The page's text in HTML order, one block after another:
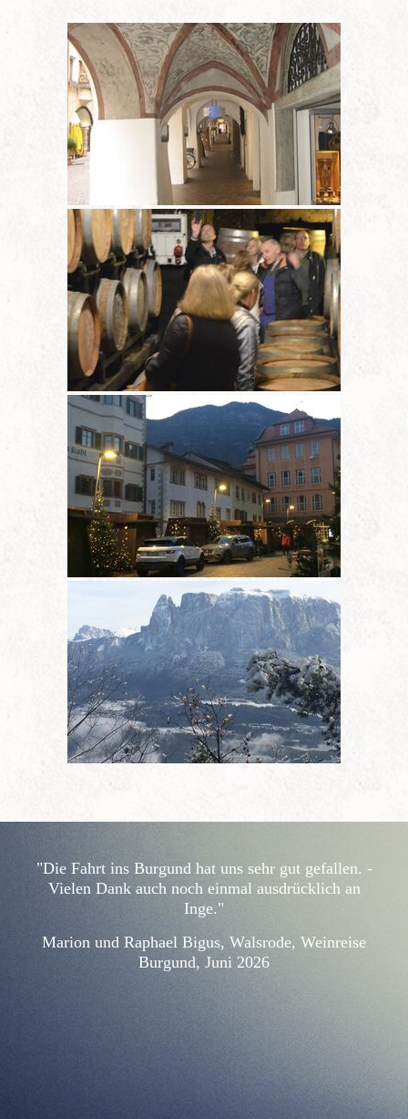
"Die Fahrt ins Burgund hat uns sehr gut gefallen. -
Vielen Dank auch noch einmal ausdrücklich an
Inge."
Marion und Raphael Bigus, Walsrode, Weinreise
Burgund, Juni 2026